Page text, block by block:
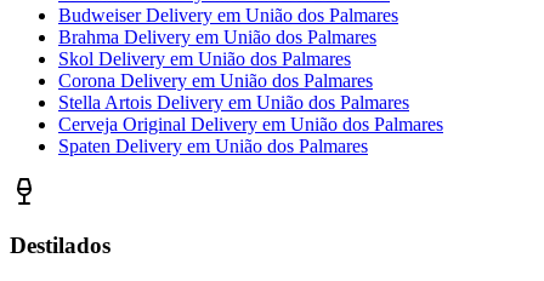
Budweiser Delivery em União dos Palmares
Brahma Delivery em União dos Palmares
Skol Delivery em União dos Palmares
Corona Delivery em União dos Palmares
Stella Artois Delivery em União dos Palmares
Cerveja Original Delivery em União dos Palmares
Spaten Delivery em União dos Palmares
Destilados